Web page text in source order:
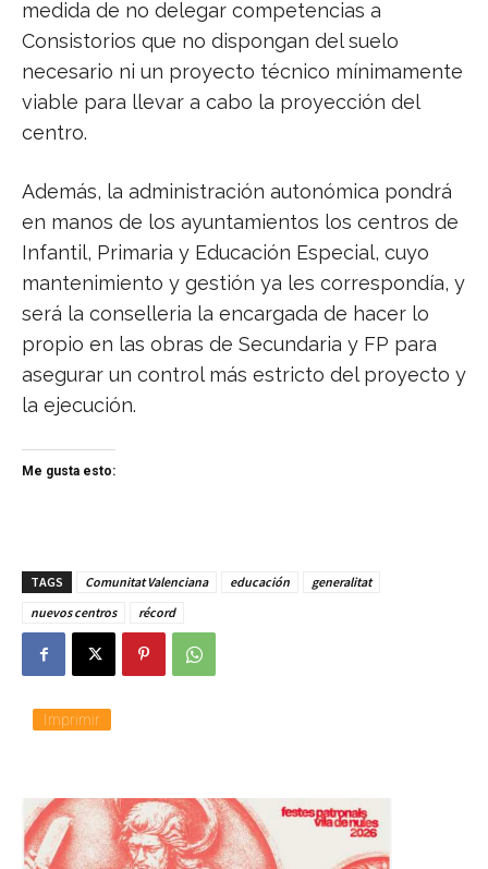
medida de no delegar competencias a
Consistorios que no dispongan del suelo
necesario ni un proyecto técnico mínimamente
viable para llevar a cabo la proyección del
centro.
Además, la administración autonómica pondrá
en manos de los ayuntamientos los centros de
Infantil, Primaria y Educación Especial, cuyo
mantenimiento y gestión ya les correspondía, y
será la conselleria la encargada de hacer lo
propio en las obras de Secundaria y FP para
asegurar un control más estricto del proyecto y
la ejecución.
Me gusta esto:
TAGS Comunitat Valenciana educación
generalitat
nuevos centros
récord
Imprimir